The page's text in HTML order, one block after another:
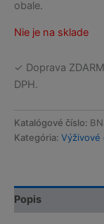
obale.
Nie je na sklade
✓ Doprava
DPH.
Katalógové číslo:
Kategória: Výživové
Popis